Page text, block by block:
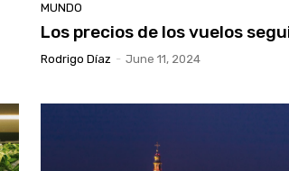
MUNDO
Los precios de los vuelos
Rodrigo Díaz - June 11, 2024